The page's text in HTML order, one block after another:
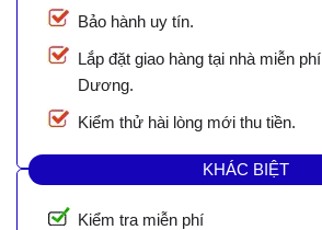
Bảo hành uy tín.
Lắp đặt giao hàng tại nhà miễn
Dương.
Kiểm thử hài lòng mới thu tiền.
KHÁC BIỆT
Kiểm tra miễn phí